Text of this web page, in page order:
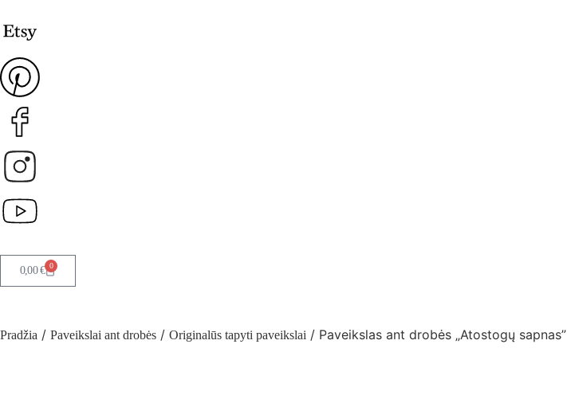
0,00€ 0
Pradžia / Paveikslai ant drobės / Originalūs tapyti paveikslai / Paveikslas ant drobės „Atostogų sapnas”